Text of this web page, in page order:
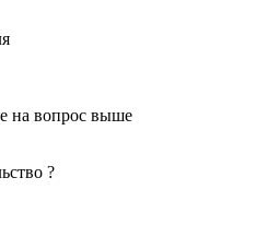
на вопрос выше
?